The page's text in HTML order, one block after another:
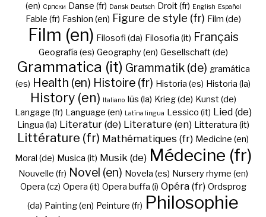
(en) Cрпски Danse (fr) Dansk Deutsch Droit (fr) English Español
Fable (fr) Fashion (en) Figure de style (fr) Film (de)
Film (en) Filosofi (da) Filosofia (it) Français
Geografía (es) Geography (en) Gesellschaft (de)
Grammatica (it) Grammatik (de) gramática
(es) Health (en) Histoire (fr) Historia (es) Historia (la)
History (en) Italiano Iūs (la) Krieg (de) Kunst (de)
Langage (fr) Language (en) Latīna lingua Lessico (it) Lied (de)
Lingua (la) Literatur (de) Literature (en) Litteratura (it)
Littérature (fr) Mathématiques (fr) Medicine (en)
Moral (de) Musica (it) Musik (de) Médecine (fr)
Nouvelle (fr) Novel (en) Novela (es) Nursery rhyme (en)
Opera (cz) Opera (it) Opera buffa (i) Opéra (fr) Ordsprog
(da) Painting (en) Peinture (fr) Philosophie